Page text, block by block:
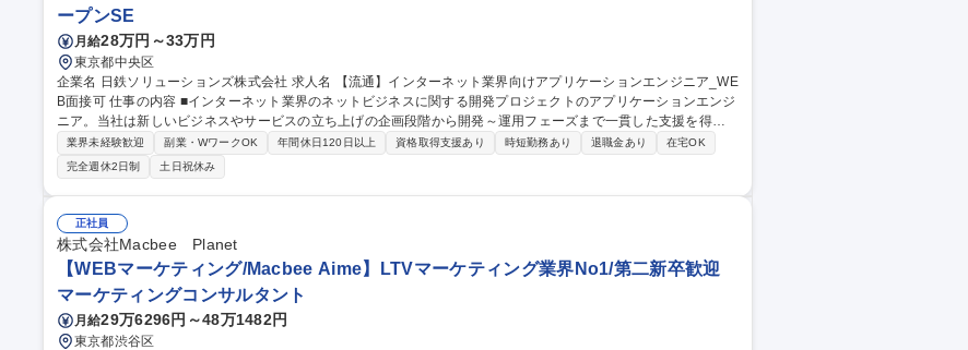
ープンSE
月給28万円～33万円
東京都中央区
企業名 日鉄ソリューションズ株式会社 求人名 【流通】インターネット業界向けアプリケーションエンジニア_WE
B面接可 仕事の内容 ■インターネット業界のネットビジネスに関する開発プロジェクトのアプリケーションエンジ
ニア。当社は新しいビジネスやサービスの立ち上げの企画段階から開発～運用フェーズまで一貫した支援を得意
としており、 お客様との一体感も感じられやすい仕事です。 【当ポジションの魅力】・B2C向けの大規模でスピ
ード感を持った案件が多いため、様々な経験を積むことができます。 ・お客様と一体となり推進するため、シス
テム面のみならずサービス面への関与度も高い仕事です。 ・体系立てられたアジャイル開発の経験を積めるた
め、個人のスキル開発にも繋がります。 ※変更の範囲：会社が定める業務 募集職種 【流通】インターネット業界
向けアプリケーションエンジニア_WEB面接可
業界未経験歓迎 副業・WワークOK 年間休日120日以上 資格取得支援あり 時短勤務あり 退職金あり
在宅OK
完全週休2日制
土日祝休み
正社員
株式会社Macbee Planet
【WEBマーケティング/Macbee Aime】LTVマーケティング業界No1/第二新卒歓迎
マーケティングコンサルタント
月給29万6296円～48万1482円
東京都渋谷区